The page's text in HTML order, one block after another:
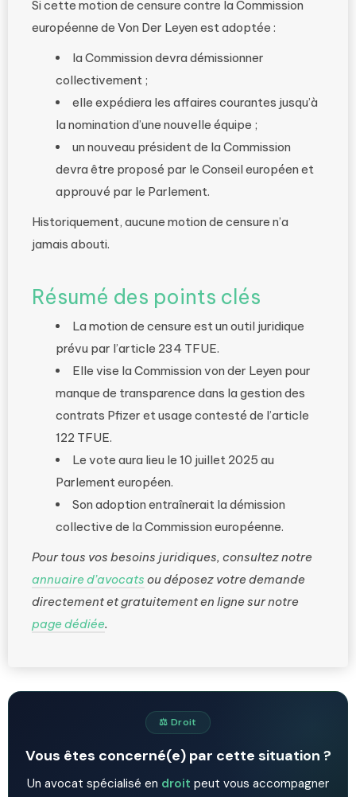
Si cette motion de censure contre la Commission
européenne de Von Der Leyen est adoptée :
la Commission devra démissionner
collectivement ;
elle expédiera les affaires courantes jusqu’à
la nomination d’une nouvelle équipe ;
un nouveau président de la Commission
devra être proposé par le Conseil européen et
approuvé par le Parlement.
Historiquement, aucune motion de censure n’a
jamais abouti.
Résumé des points clés
La motion de censure est un outil juridique
prévu par l’article 234 TFUE.
Elle vise la Commission von der Leyen pour
manque de transparence dans la gestion des
contrats Pfizer et usage contesté de l’article
122 TFUE.
Le vote aura lieu le 10 juillet 2025 au
Parlement européen.
Son adoption entraînerait la démission
collective de la Commission européenne.
Pour tous vos besoins juridiques, consultez notre
annuaire d’avocats ou déposez votre demande
directement et gratuitement en ligne sur notre
page dédiée.
⚖️ Droit
Vous êtes concerné(e) par cette situation ?
Un avocat spécialisé en droit peut vous accompagner